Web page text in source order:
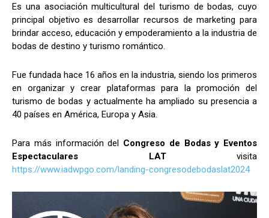
Es una asociación multicultural del turismo de bodas, cuyo
principal objetivo es desarrollar recursos de marketing para
brindar acceso, educación y empoderamiento a la industria de
bodas de destino y turismo romántico.
Fue fundada hace 16 años en la industria, siendo los primeros
en organizar y crear plataformas para la promoción del
turismo de bodas y actualmente ha ampliado su presencia a
40 países en América, Europa y Asia.
Para más información del Congreso de Bodas y Eventos
Espectaculares LATvisita
https://www.iadwpgo.com/landing-congresodebodaslat2024